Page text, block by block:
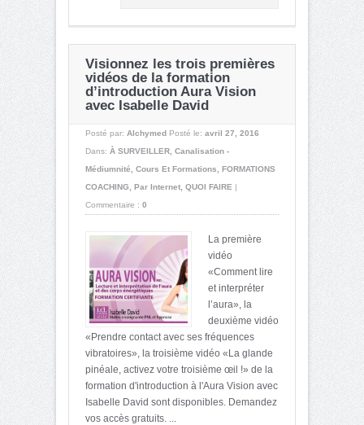
Visionnez les trois premières
vidéos de la formation
d’introduction Aura Vision
avec Isabelle David
Posté par: Alchymed Posté le: avril 27, 2016
Dans: À SURVEILLER Canalisation -
Médiumnité
Cours Et Formations
FORMATIONS
COACHING
Par Internet QUOI FAIRE |
Commentaire : 0
La première
vidéo
«Comment lire
et interpréter
l’aura», la
deuxième vidéo
«Prendre contact avec ses fréquences
vibratoires», la troisième vidéo «La glande
pinéale, activez votre troisième œil !» de la
formation d'introduction à l'Aura Vision avec
Isabelle David sont disponibles. Demandez
vos accès gratuits. ...